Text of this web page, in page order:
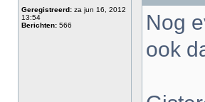
Geregistreerd: za jun 16, 2012
13:54
Berichten: 566
Nog
ook